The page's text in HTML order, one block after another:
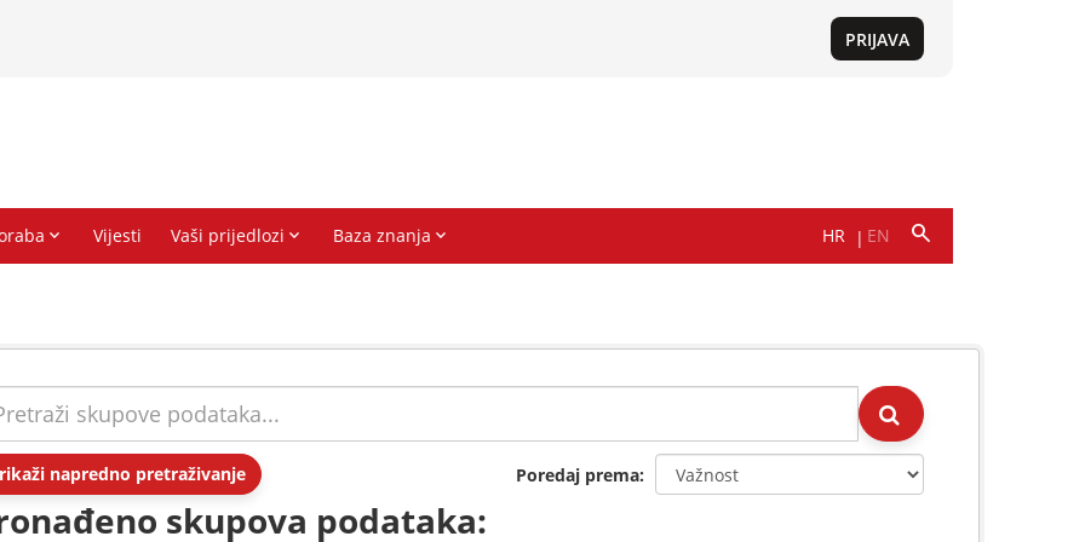
napredno pretraživanje Poredaj prema
skupova podataka: